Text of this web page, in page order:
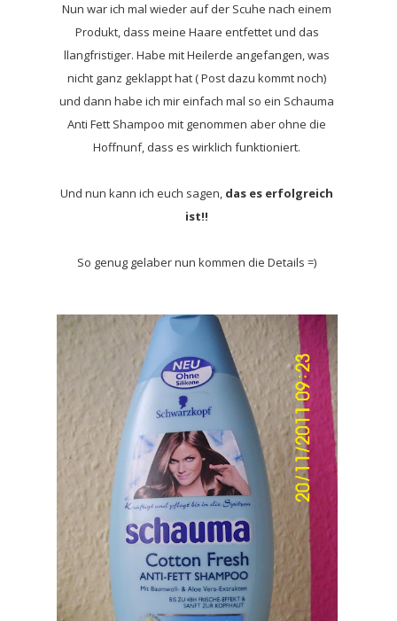
Nun war ich mal wieder auf der Scuhe nach einem
Produkt, dass meine Haare entfettet und das
llangfristiger. Habe mit Heilerde angefangen, was
nicht ganz geklappt hat ( Post dazu kommt noch)
und dann habe ich mir einfach mal so ein Schauma
Anti Fett Shampoo mit genommen aber ohne die
Hoffnunf, dass es wirklich funktioniert.
Und nun kann ich euch sagen, das es erfolgreich
ist!!
So genug gelaber nun kommen die Details =)